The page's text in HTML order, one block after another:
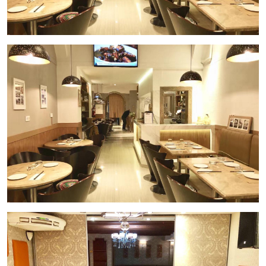
PÍDANOS UNA CITA HOY MISMO!
GESTIONA INMO OLAYA!